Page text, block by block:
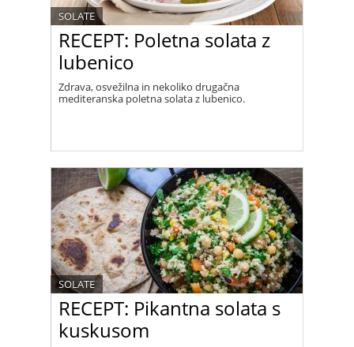
RECEPT: Poletna solata z
lubenico
SOLATE
Zdrava, osvežilna in nekoliko drugačna
mediteranska poletna solata z lubenico.
RECEPT: Pikantna solata s
kuskusom
SOLATE